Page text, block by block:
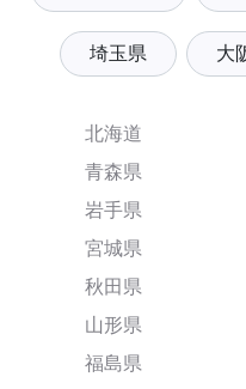
埼玉県 大
北海道
青森県
岩手県
宮城県
秋田県
山形県
福島県